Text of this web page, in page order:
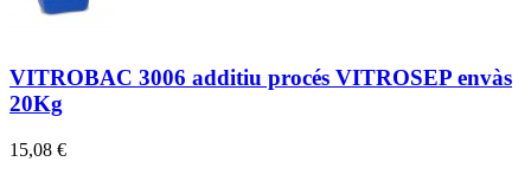
VITROBAC 3006 additiu procés VITROSEP envàs
20Kg
15,08 €